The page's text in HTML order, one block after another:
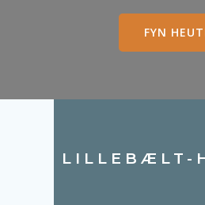
FYN
LILLEBÆLT-